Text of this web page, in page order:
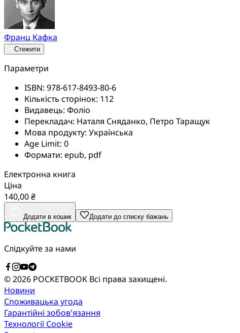
Франц Кафка
Стежити
Параметри
ISBN: 978-617-8493-80-6
Кількість сторінок: 112
Видавець: Фоліо
Перекладач: Наталя Сняданко, Петро Таращук
Мова продукту: Українська
Age Limit: 0
Формати: epub, pdf
Електронна книга
Ціна
140,00 ₴
Додати в кошик Додати до списку бажань
Слідкуйте за нами
© 2026 POCKETBOOK Всі права захищені.
Новини
Споживацька угода
Гарантійні зобов'язання
Технології Cookie